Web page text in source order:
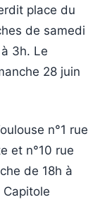
place du
de samedi
3h. Le
28 juin
n°1 rue
et n°10 rue
de 18h à